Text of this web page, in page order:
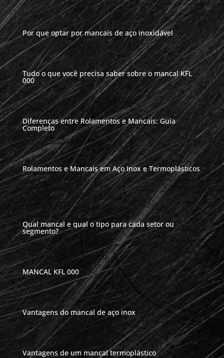
Por que optar por mancais de aço inoxidável
Tudo o que você precisa saber sobre o mancal KFL
000
Diferenças entre Rolamentos e Mancais: Guia
Completo
Rolamentos e Mancais em Aço Inox e Termoplásticos
Qual mancal e qual o tipo para cada setor ou
segmento?
MANCAL KFL 000
Vantagens do mancal de aço inox
Vantagens de um mancal termoplástico